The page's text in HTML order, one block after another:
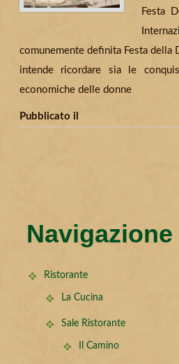
Festa
comunemente definita Festa della
intende ricordare sia le
economiche delle donne
Pubblicato il
Navigazione
Ristorante
La Cucina
Sale Ristorante
Il Camino